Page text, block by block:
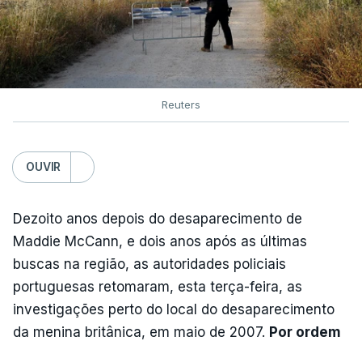
Reuters
OUVIR
Dezoito anos depois do desaparecimento de
Maddie McCann, e dois anos após as últimas
buscas na região, as autoridades policiais
portuguesas retomaram, esta terça-feira, as
investigações perto do local do desaparecimento
da menina britânica, em maio de 2007. Por ordem